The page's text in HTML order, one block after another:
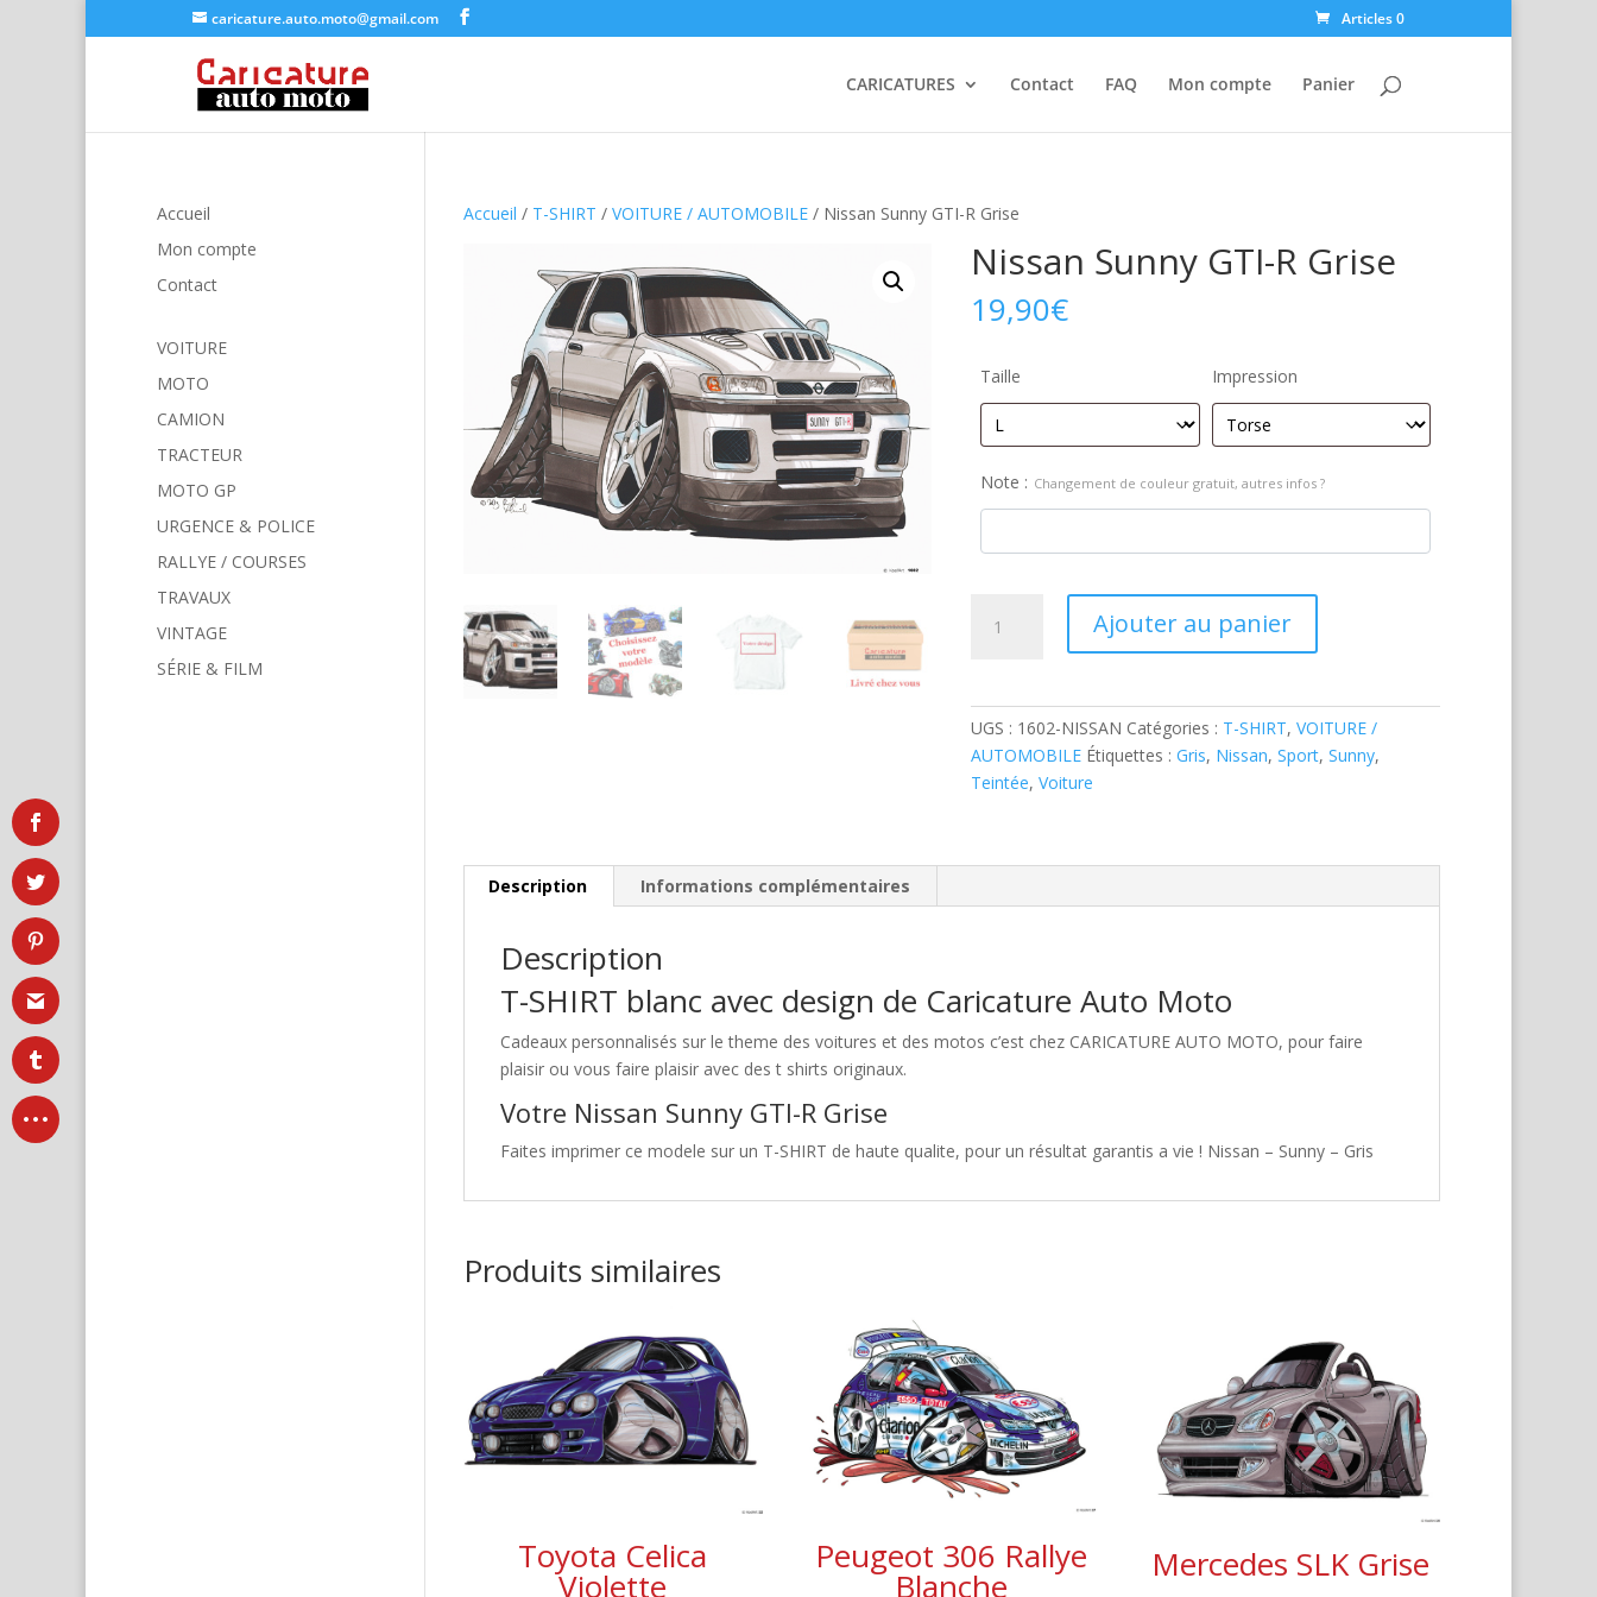
caricature.auto.moto@gmail.com Articles 0
CARICATURES Contact FAQ Mon compte Panier
Accueil / T-SHIRT / VOITURE / AUTOMOBILE/ Nissan Sunny GTI-R Grise
Nissan Sunny GTI-R Grise
19,90€
Taille Impression
Note : Changement de couleur gratuit, autres infos ?
Ajouter au panier
UGS : 1602-NISSAN Catégories : T-SHIRT,VOITURE /
AUTOMOBILE Étiquettes :Gris, Nissan,Sport,Sunny,
Teintée,Voiture
Description Informations complémentaires
Description
T-SHIRT blanc avec design de Caricature Auto Moto
Cadeaux personnalisés sur le theme des voitures et des motos c’est chez CARICATURE AUTO MOTO, pour faire
plaisir ou vous faire plaisir avec des t shirts originaux.
Votre Nissan Sunny GTI-R Grise
Faites imprimer ce modele sur un T-SHIRT de haute qualite, pour un résultat garantis a vie ! Nissan – Sunny – Gris
Produits similaires
Toyota Celica
Violette
Peugeot 306 Rallye
Blanche
Mercedes SLK Grise
Accueil
Mon compte
Contact
VOITURE
MOTO
CAMION
TRACTEUR
MOTO GP
URGENCE & POLICE
RALLYE / COURSES
TRAVAUX
VINTAGE
SÉRIE & FILM